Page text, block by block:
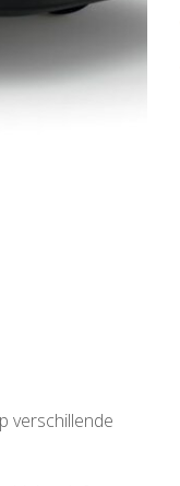
verschillende